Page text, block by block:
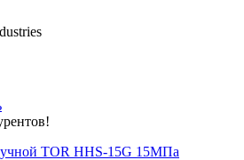
TOR HHS-15G 15МПа